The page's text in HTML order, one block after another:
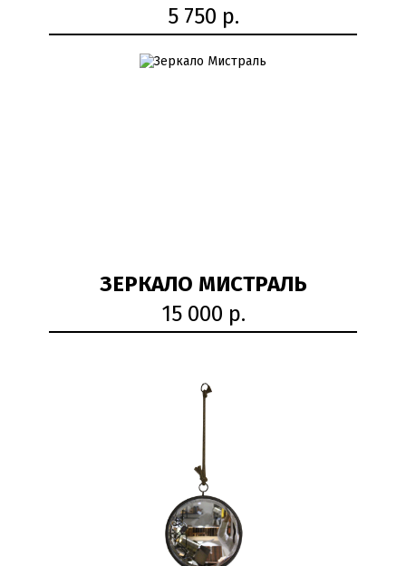
5 750 р.
ЗЕРКАЛО МИСТРАЛЬ
15 000 р.